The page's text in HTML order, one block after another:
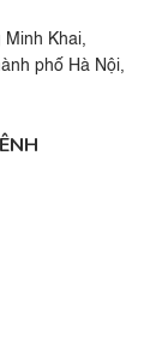
Khai,
phố Hà Nội,